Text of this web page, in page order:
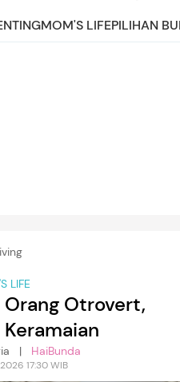
MOM'S LIFEPILIHAN
LIFE
Otrovert,
| HaiBunda
17:30 WIB